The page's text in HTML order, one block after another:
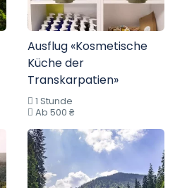
Ausflug «Kosmetische
Küche der
Transkarpatien»
1 Stunde
Ab 500 ₴